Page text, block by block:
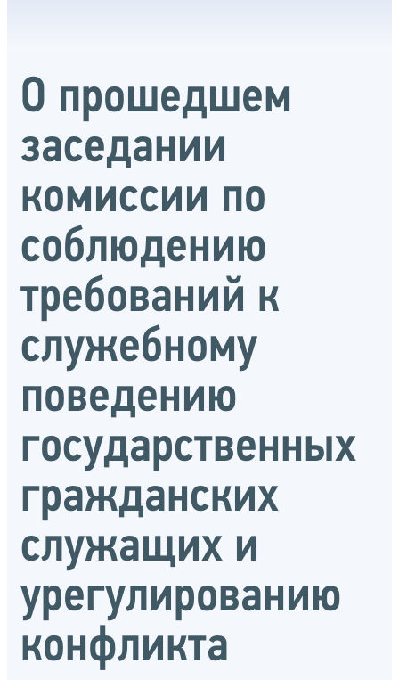
О прошедшем
заседании
комиссии по
соблюдению
требований к
служебному
поведению
государственных
гражданских
служащих и
урегулированию
конфликта